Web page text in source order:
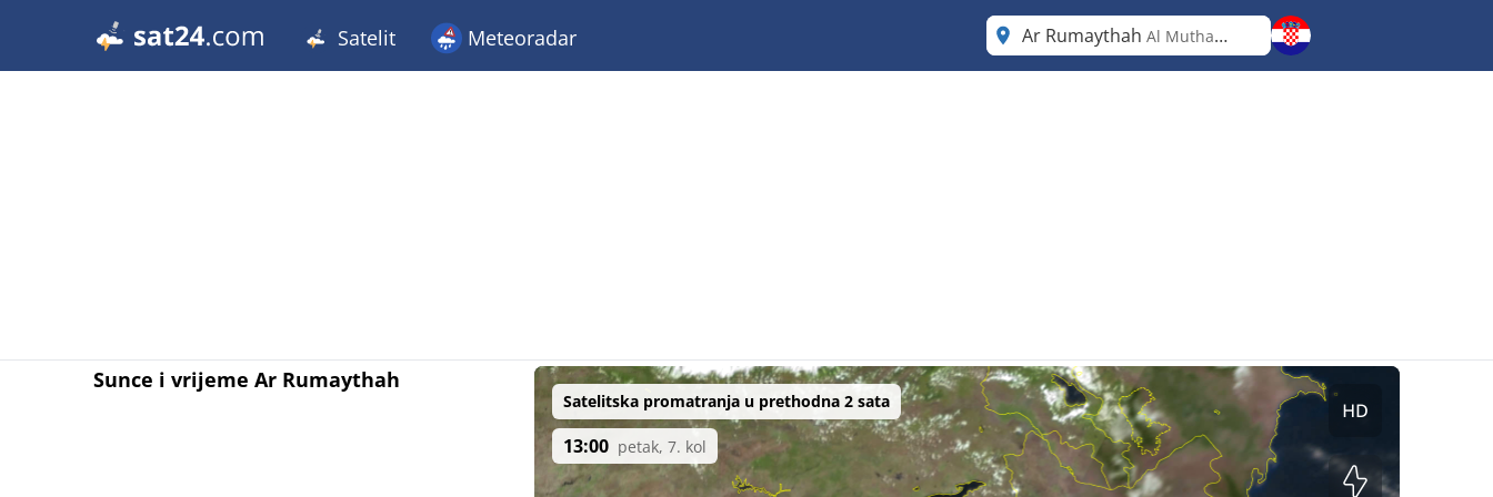
Satelit Meteoradar Ar Rumaythah Al Muthanná
Sunce i vrijeme Ar Rumaythah
Satelitska promatranja u prethodna 2 sata
13:00 petak, 7. kol